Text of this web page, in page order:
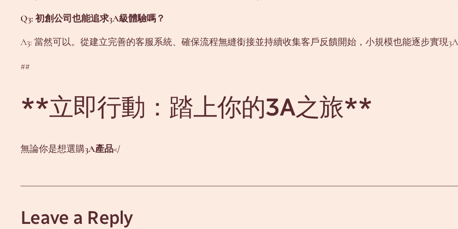
Q3: 初創公司也能追求3A級體驗嗎？
A3: 當然可以。從建立完善的客服系統、確保流程無縫銜接並持續收集客戶反饋開始，小規模也能逐步實現3A
##
**立即行動：踏上你的3A之旅**
無論你是想選購3A產品</
Leave a Reply